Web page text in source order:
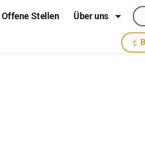
Offene Stellen Über uns